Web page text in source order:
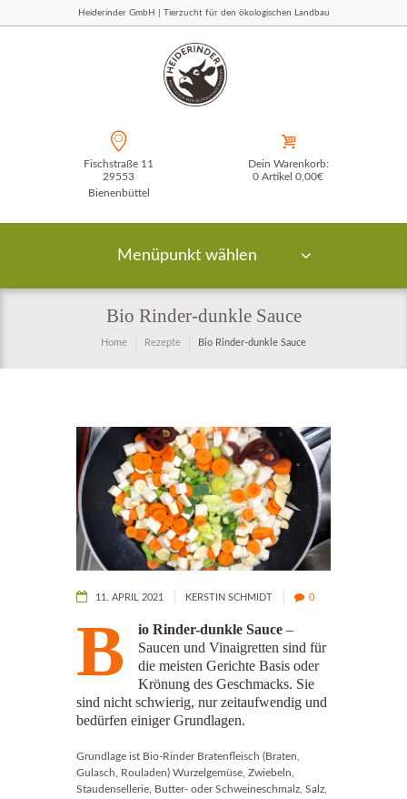
Heiderinder GmbH | Tierzucht für den ökologischen Landbau
Dein Warenkorb:
0 Artikel 0,00€
Fischstraße 11
29553
Bienenbüttel
Menüpunkt wählen
Bio Rinder-dunkle Sauce
Home Rezepte Bio Rinder-dunkle Sauce
11. APRIL 2021 KERSTIN SCHMIDT 0
B io Rinder-dunkle Sauce –
Saucen und Vinaigretten sind für
die meisten Gerichte Basis oder
Krönung des Geschmacks. Sie
sind nicht schwierig, nur zeitaufwendig und
bedürfen einiger Grundlagen.
Grundlage ist Bio-Rinder Bratenfleisch (Braten,
Gulasch, Rouladen) Wurzelgemüse, Zwiebeln,
Staudensellerie, Butter- oder Schweineschmalz, Salz,